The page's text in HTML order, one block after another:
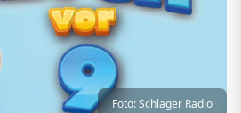
Foto: Schlager Radio